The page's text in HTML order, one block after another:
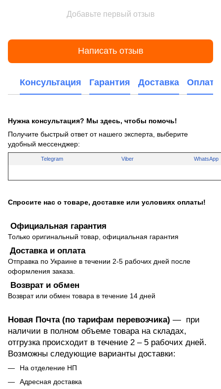
Добавьте первый отзыв
Написать отзыв
Консультация Гарантия Доставка Оплата
Нужна консультация? Мы здесь, чтобы помочь!
Получите быстрый ответ от нашего эксперта, выберите
удобный мессенджер:
Telegram Viber WhatsApp
Спросите нас о товаре, доставке или условиях оплаты!
Официальная гарантия
Только оригинальный товар, официальная гарантия
Доставка и оплата
Отправка по Украине в течении 2-5 рабочих дней после
оформления заказа.
Возврат и обмен
Возврат или обмен товара в течение 14 дней
Новая Почта (по тарифам перевозчика) — при
наличии в полном объеме товара на складах,
отгрузка происходит в течение 2 – 5 рабочих дней.
Возможны следующие варианты доставки:
На отделение НП
Адресная доставка